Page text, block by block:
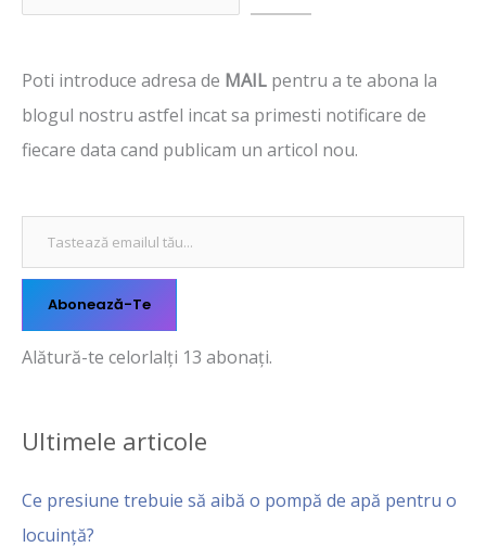
a
t
ă
Poti introduce adresa de MAIL pentru a te abona la
blogul nostru astfel incat sa primesti notificare de
fiecare data cand publicam un articol nou.
Abonează-Te
Alătură-te celorlalți 13 abonați.
Ultimele articole
Ce presiune trebuie să aibă o pompă de apă pentru o
locuință?